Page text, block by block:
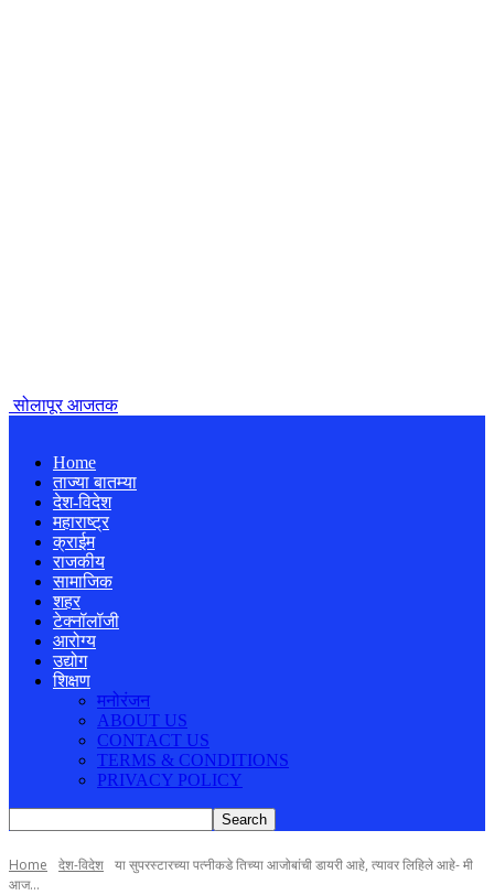
सोलापूर आजतक
Home
ताज्या बातम्या
देश-विदेश
महाराष्ट्र
क्राईम
राजकीय
सामाजिक
शहर
टेक्नॉलॉजी
आरोग्य
उद्योग
शिक्षण
मनोरंजन
ABOUT US
CONTACT US
TERMS & CONDITIONS
PRIVACY POLICY
Home देश-विदेश या सुपरस्टारच्या पत्नीकडे तिच्या आजोबांची डायरी आहे, त्यावर लिहिले आहे- मी
आज...